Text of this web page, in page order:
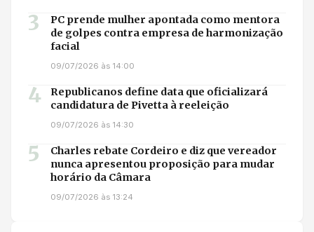
3
PC prende mulher apontada como mentora
de golpes contra empresa de harmonização
facial
09/07/2026 às 14:00
4
Republicanos define data que oficializará
candidatura de Pivetta à reeleição
09/07/2026 às 14:30
5
Charles rebate Cordeiro e diz que vereador
nunca apresentou proposição para mudar
horário da Câmara
09/07/2026 às 13:24